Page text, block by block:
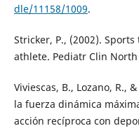
dle/11158/1009.
Stricker, P., (2002).
athlete. Pediatr Clin
Viviescas, B., Lozano, R.,
la fuerza dinámica
acción recíproca con